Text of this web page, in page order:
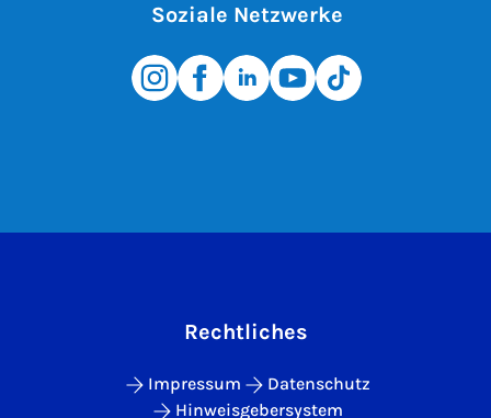
Soziale Netzwerke
Rechtliches
Impressum
Datenschutz
Hinweisgebersystem